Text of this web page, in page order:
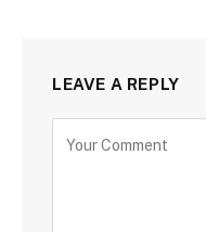
LEAVE A REPLY